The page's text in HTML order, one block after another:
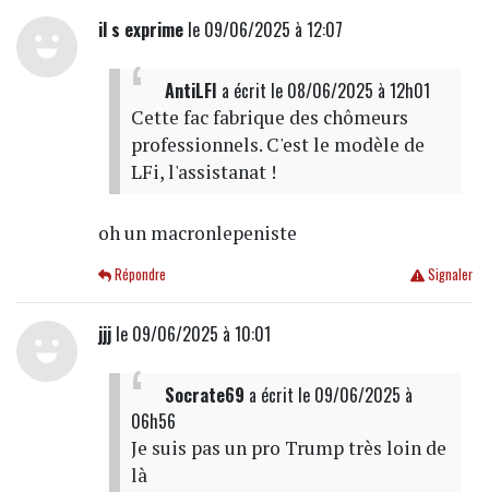
il s exprimele 09/06/2025 à 12:07
AntiLFI a écrit le 08/06/2025 à 12h01
Cette fac fabrique des chômeurs
professionnels. C'est le modèle de
LFi, l'assistanat !
oh un macronlepeniste
Signaler
Répondre
jjjle 09/06/2025 à 10:01
Socrate69 a écrit le 09/06/2025 à
06h56
Je suis pas un pro Trump très loin de
là